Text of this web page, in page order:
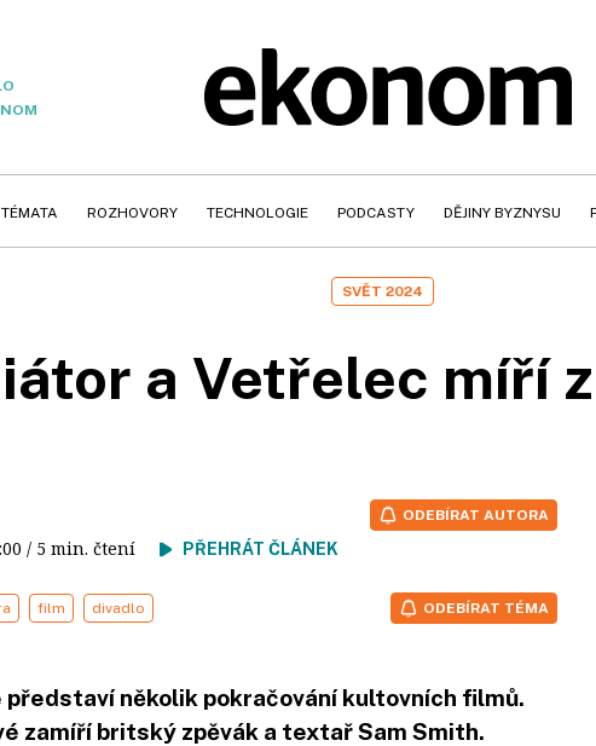
TÉMATA ROZHOVORY TECHNOLOGIE PODCASTY DĚJINY BYZNYSU
SVĚT 2024
a Vetřelec míří
/ 5 min. čtení PŘEHRÁT ČLÁNEK
ODEBÍRAT AUTORA
film divadlo ODEBÍRAT TÉMA
několik pokračování kultovních filmů.
zamíří britský zpěvák a textař Sam Smith.